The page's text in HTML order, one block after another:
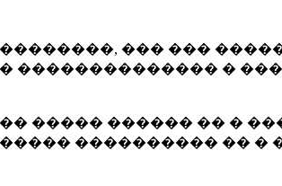
��� ���
�������������� �
����� ������ �� �
���������� �� �